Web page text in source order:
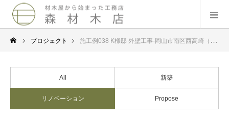
プロジェクト 施工例038 K様邸 外壁工事-岡山市南区西高崎（旧灘崎町）
All 新築
リノベーション Propose